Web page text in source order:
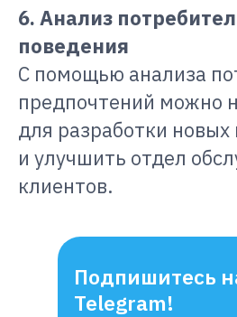
6. Анализ
поведения
С помощью анализа
предпочтений можно
для разработки новых
и улучшить отдел
клиентов.
Подпишитесь
Telegram!